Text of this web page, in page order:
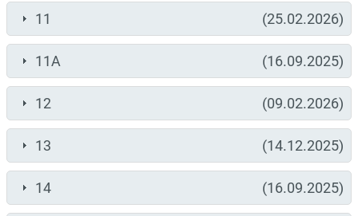
11 (25.02.2026)
11A (16.09.2025)
12 (09.02.2026)
13 (14.12.2025)
14 (16.09.2025)